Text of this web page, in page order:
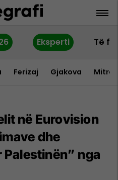
Eksperti Të
Ferizaj Gjakova
në Eurovision
dhe
nga